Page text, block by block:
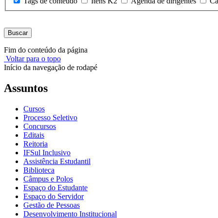
Buscar
Fim do conteúdo da página
Voltar para o topo
Início da navegação de rodapé
Assuntos
Cursos
Processo Seletivo
Concursos
Editais
Reitoria
IFSul Inclusivo
Assistência Estudantil
Biblioteca
Câmpus e Polos
Espaço do Estudante
Espaço do Servidor
Gestão de Pessoas
Desenvolvimento Institucional